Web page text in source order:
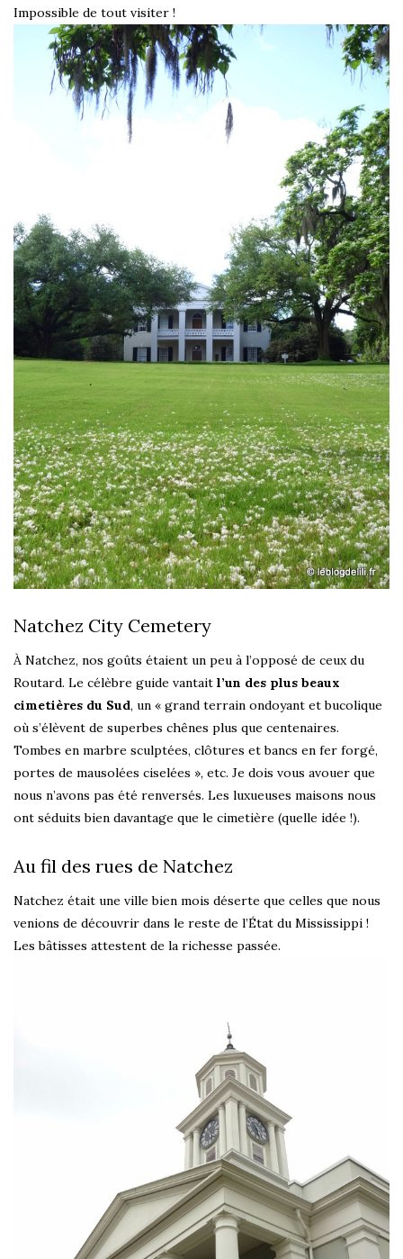
Impossible de tout visiter !
Natchez City Cemetery
À Natchez, nos goûts étaient un peu à l’opposé de ceux du
Routard. Le célèbre guide vantait l’un des plus beaux
cimetières du Sud, un « grand terrain ondoyant et bucolique
où s’élèvent de superbes chênes plus que centenaires.
Tombes en marbre sculptées, clôtures et bancs en fer forgé,
portes de mausolées ciselées », etc. Je dois vous avouer que
nous n’avons pas été renversés. Les luxueuses maisons nous
ont séduits bien davantage que le cimetière (quelle idée !).
Au fil des rues de Natchez
Natchez était une ville bien mois déserte que celles que nous
venions de découvrir dans le reste de l’État du Mississippi !
Les bâtisses attestent de la richesse passée.